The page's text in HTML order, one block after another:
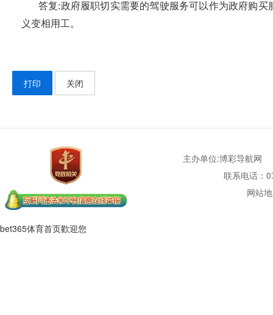
答复:政府履职切实需要的驾驶服务可以作为政府购
义变相用工。
打印 关闭
主办单位:博彩导航网
联系电话：
网站
bet365体育首页歡迎您